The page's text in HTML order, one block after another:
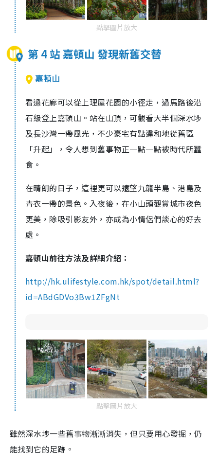
點擊圖片放大
第 4 站 嘉頓山 發現新舊交替
嘉頓山
看過花廊可以從上理屋花園的小徑走，過馬路後沿
石級登上嘉頓山。站在山頂，可觀看大半個深水埗
及長沙灣一帶風光，不少豪宅有點違和地從舊區
「升起」，令人想到舊事物正一點一點被時代所蠶
食。
在晴朗的日子，這裡更可以遠望九龍半島、港島及
青衣一帶的景色。入夜後，在小山頭觀賞城市夜色
更美，除吸引影友外，亦成為小情侶們談心的好去
處。
嘉頓山前往方法及詳細介紹：
http://hk.ulifestyle.com.hk/spot/detail.html?
id=ABdGDVo3Bw1ZFgNt
點擊圖片放大
雖然深水埗一些舊事物漸漸消失，但只要用心發掘，仍
能找到它的足跡。